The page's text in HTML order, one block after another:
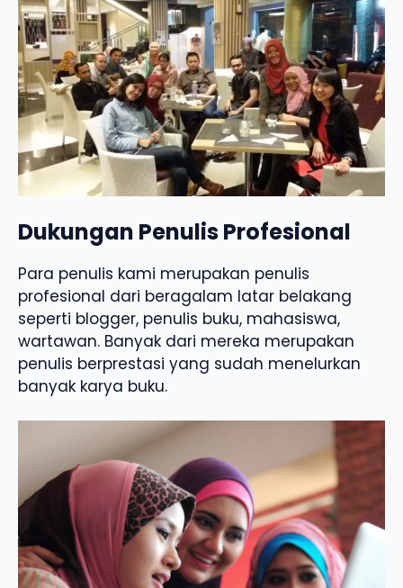
Dukungan Penulis Profesional
Para penulis kami merupakan penulis
profesional dari beragalam latar belakang
seperti blogger, penulis buku, mahasiswa,
wartawan. Banyak dari mereka merupakan
penulis berprestasi yang sudah menelurkan
banyak karya buku.